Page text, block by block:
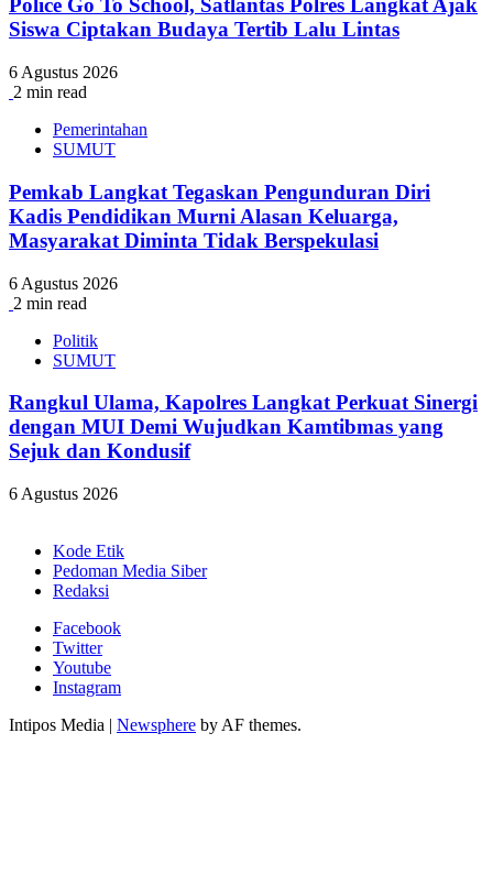
Police Go To School, Satlantas Polres Langkat Ajak
Siswa Ciptakan Budaya Tertib Lalu Lintas
6 Agustus 2026
2 min read
Pemerintahan
SUMUT
Pemkab Langkat Tegaskan Pengunduran Diri
Kadis Pendidikan Murni Alasan Keluarga,
Masyarakat Diminta Tidak Berspekulasi
6 Agustus 2026
2 min read
Politik
SUMUT
Rangkul Ulama, Kapolres Langkat Perkuat Sinergi
dengan MUI Demi Wujudkan Kamtibmas yang
Sejuk dan Kondusif
6 Agustus 2026
Kode Etik
Pedoman Media Siber
Redaksi
Facebook
Twitter
Youtube
Instagram
Intipos Media | Newsphere by AF themes.